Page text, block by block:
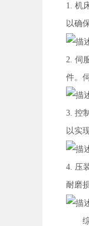
1. 机
以确
2. 伺
件。
3. 控
以实
4. 压
耐磨
综上